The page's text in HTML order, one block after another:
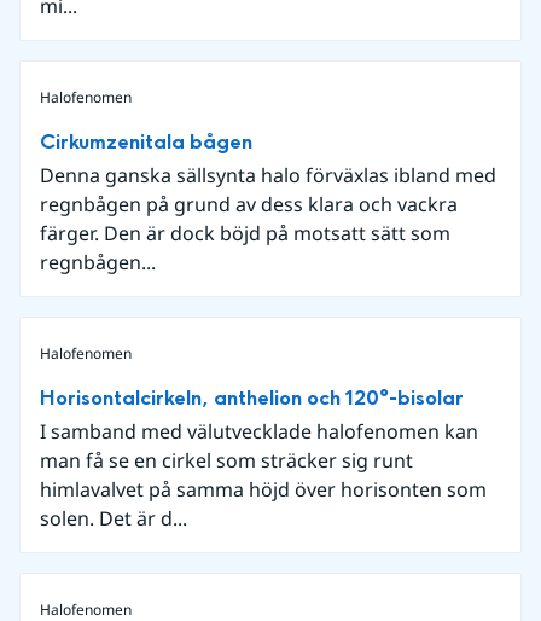
mi...
Halofenomen
Cirkumzenitala bågen
Denna ganska sällsynta halo förväxlas ibland med
regnbågen på grund av dess klara och vackra
färger. Den är dock böjd på motsatt sätt som
regnbågen...
Halofenomen
Horisontalcirkeln, anthelion och 120°-bisolar
I samband med välutvecklade halofenomen kan
man få se en cirkel som sträcker sig runt
himlavalvet på samma höjd över horisonten som
solen. Det är d...
Halofenomen